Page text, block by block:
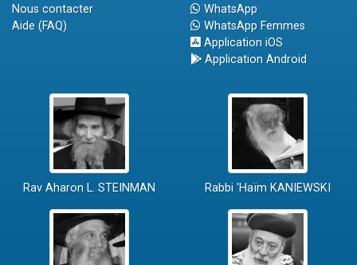
Nous contacter
Aide (FAQ)
WhatsApp
WhatsApp Femmes
Application iOS
Application Android
Rav Aharon L. STEINMAN Rabbi 'Haïm KANIEWSKI